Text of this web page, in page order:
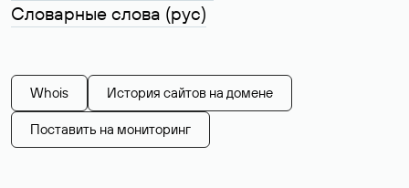
Словарные слова (рус)
Whois История сайтов на домене
Поставить на мониторинг